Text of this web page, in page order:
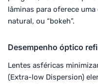
lâminas para oferece
natural, ou “bokeh”.
Desempenho óptico
Lentes asféricas
(Extra-low Dispersion)